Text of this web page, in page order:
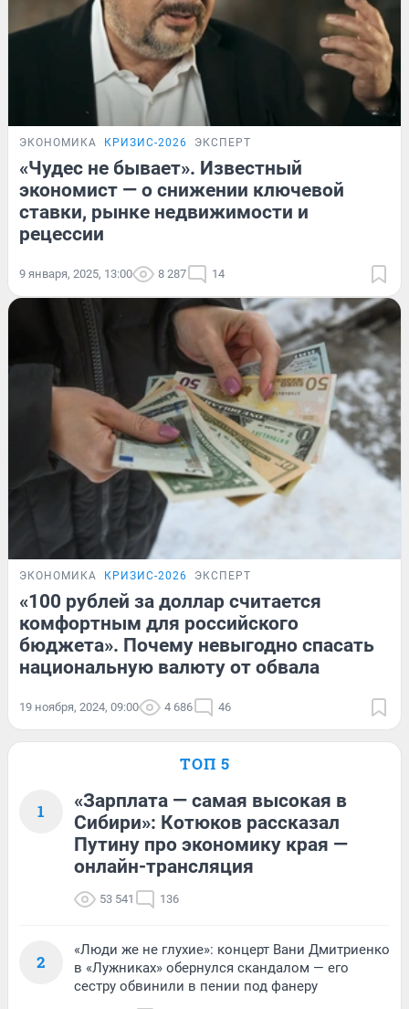
ЭКОНОМИКА КРИЗИС-2026 ЭКСПЕРТ
«Чудес не бывает». Известный
экономист — о снижении ключевой
ставки, рынке недвижимости и
рецессии
9 января, 2025, 13:00 8 287 14
ЭКОНОМИКА КРИЗИС-2026 ЭКСПЕРТ
«100 рублей за доллар считается
комфортным для российского
бюджета». Почему невыгодно спасать
национальную валюту от обвала
19 ноября, 2024, 09:00 4 686 46
ТОП 5
1
«Зарплата — самая высокая в
Сибири»: Котюков рассказал
Путину про экономику края —
онлайн-трансляция
53 541 136
2
«Люди же не глухие»: концерт Вани Дмитриенко
в «Лужниках» обернулся скандалом — его
сестру обвинили в пении под фанеру